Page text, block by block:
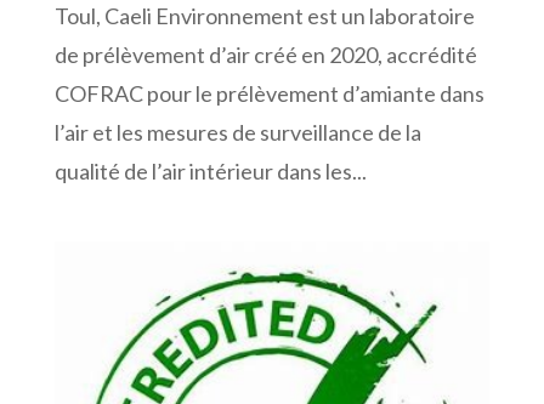
Toul, Caeli Environnement est un laboratoire
de prélèvement d’air créé en 2020, accrédité
COFRAC pour le prélèvement d’amiante dans
l’air et les mesures de surveillance de la
qualité de l’air intérieur dans les...